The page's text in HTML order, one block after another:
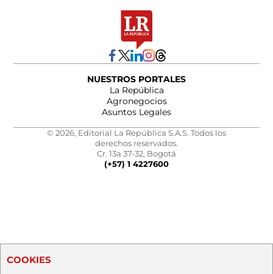
NUESTROS PORTALES
La República
Agronegocios
Asuntos Legales
© 2026, Editorial La República S.A.S. Todos los
derechos reservados.
Cr. 13a 37-32, Bogotá
(+57) 1 4227600
COOKIES